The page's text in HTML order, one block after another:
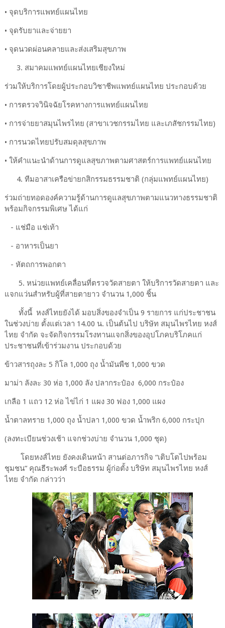
• จุดบริการแพทย์แผนไทย
• จุดรับยาและจ่ายยา
• จุดนวดผ่อนคลายและส่งเสริมสุขภาพ
3. สมาคมแพทย์แผนไทยเชียงใหม่
ร่วมให้บริการโดยผู้ประกอบวิชาชีพแพทย์แผนไทย ประกอบด้วย
• การตรวจวินิจฉัยโรคทางการแพทย์แผนไทย
• การจ่ายยาสมุนไพรไทย (สาขาเวชกรรมไทย และเภสัชกรรมไทย)
• การนวดไทยปรับสมดุลสุขภาพ
• ให้คำแนะนำด้านการดูแลสุขภาพตามศาสตร์การแพทย์แผนไทย
4. ทีมอาสาเครือข่ายกสิกรรมธรรมชาติ (กลุ่มแพทย์แผนไทย)
ร่วมถ่ายทอดองค์ความรู้ด้านการดูแลสุขภาพตามแนวทางธรรมชาติ
พร้อมกิจกรรมพิเศษ ได้แก่
- แช่มือ แช่เท้า
- อาหารเป็นยา
- หัตถการพอกตา
5. หน่วยแพทย์เคลื่อนที่ตรวจวัดสายตา ให้บริการวัดสายตา และ
แจกแว่นสำหรับผู้ที่สายตายาว จำนวน 1,000 ชิ้น
ทั้งนี้ หงส์ไทยยังได้ มอบสิ่งของจำเป็น 9 รายการ แก่ประชาชน
ในช่วงบ่าย ตั้งแต่เวลา 14.00 น. เป็นต้นไป บริษัท สมุนไพรไทย หงส์
ไทย จำกัด จะจัดกิจกรรมโรงทานแจกสิ่งของอุปโภคบริโภคแก่
ประชาชนที่เข้าร่วมงาน ประกอบด้วย
ข้าวสารถุงละ 5 กิโล 1,000 ถุง น้ำมันพืช 1,000 ขวด
มาม่า ลังละ 30 ห่อ 1,000 ลัง ปลากระป๋อง 6,000 กระป๋อง
เกลือ 1 แถว 12 ห่อ ไข่ไก่ 1 แผง 30 ฟอง 1,000 แผง
น้ำตาลทราย 1,000 ถุง น้ำปลา 1,000 ขวด น้ำพริก 6,000 กระปุก
(ลงทะเบียนช่วงเช้า แจกช่วงบ่าย จำนวน 1,000 ชุด)
โดยหงส์ไทย ยังคงเดินหน้า สานต่อภารกิจ “เติบโตไปพร้อม
ชุมชน” คุณธีระพงศ์ ระบือธรรม ผู้ก่อตั้ง บริษัท สมุนไพรไทย หงส์
ไทย จำกัด กล่าวว่า